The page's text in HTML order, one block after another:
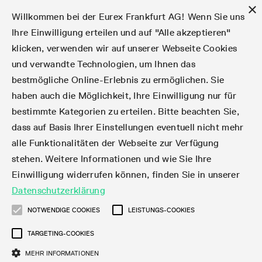
Märkte
Handel
Clear
Daten
Support
Rules & Regs
Find
Märkte
Produktüberblick
Aktien
Aktienindex
Dividenden
Zinsderivate
Fixed Income Futures
Fixed Income-Optionen
Financing of Futures CTDs
Corporate Bond Index Futures
Geldmarktderivate
SARON® Futures
Aktien
Aktienoptionen
Aktien-Futures
Aktien Total Return Futures
Aktienindex
Mini-DAX®
STOXX® Indizes
MSCI Indizes
Total Return Futures
ESG Index Derivatives
Dividenden
Aktien-Dividendenderivate
Aktienindex-Dividendenderivate
Volatilität
VSTOXX®
Varianz-Futures
ETF & ETC
Aktienindex-ETF-Derivate
Fixed Income ETF-Derivate
Exchange Traded Commodities-Derivate
Cryptocurrency
FTSE Bitcoin & Ethereum Derivatives
Rohstoffe
Bloomberg Commodity Indizes
FX
Währungspaare
Handel
Handelskalender
Transaktionsentgelte
Börsenmitgliedschaft
Teilnehmerlisten
Handelskalender
Handelskalender-Archiv
Handelszeiten
Handelsphasen
Verlängerte Handelszeiten
Börsenmitgliedschaft
Zulassungsanforderungen
Clearing-Lizenzen
Teilnehmerlisten
Börsenmitglieder
Market-Making Futures
Market-Making Optionen
ISV & Service Provider
3rd Party Information Provider
Datenanbieter
Orderbuch-Handel
Matching-Prinzipien
Strategiehandel
Orderarten
Orderverarbeitung
Kontenstruktur
Eurex T7 Entry Services
Multilaterale und Brokerage-Funktionalität
Block Trades
T7 Entry Service via E-Mail
Vola Trades
Zusätzliche Kontraktvarianten
Exchange for Physicals
Handelsprogramme
StrategyMaster
VarianceCalculator
Margin Calculators
Eurex Clearing Prisma Margin Calculators
RBM Calculator
Daten
Statistiken
Automatischer File Download
Real-time Daten
Historische Daten
Statistiken
Online-Marktstatistiken
Tagesstatistiken
Monatsstatistiken
Handelsstatistiken
Snapshot Summary Reports
Handels-Files
Produktparameter Files
T7 Entry Service-Parameter
EFS Trades
EFP-Fin Trades
EFP-Index Trades
MiFID2 Instrumente zu Rohstoff-Derivaten
Clearing-Files
Notifizierte Anleihen | Lieferbare Anleihen und
Konvertierungsfaktoren
Risikoparameter und Initial Margins
Wertpapiere Margin-Gruppen und -Klassen
Haircut und Bereinigter Wechselkurs
Rules & Regs
Eurex Regelwerke
Eurex Repo Regelwerke
Kapitalmaßnahmen
Eurex-Derivate in den USA
Order-Transaktions-Verhältnis
Entgelt für exzessive Systemnutzung
Kapitalmaßnahmen
Informationen über Kapitalmaßnahmen
Verfahren bei Kapitalmaßnahmen
MiFID II/MiFIR
DEA-DMA
Nachhandelstransparenz
Find
Corporate Action Information Subskription
Rundschreiben & Newsflashes abonnieren
Rundschreiben & Mailings
News
Webcasts & Videos
Publikationen
Kontakte und Lokationen
Adressen
Regionale Sales Kontakte
Training
E-Vorlesungen
IFM Screencasts
Über uns
Der Handelsplatz
Kernkompetenzen
Das Unternehmen
English简体繁体한국어
×
Willkommen bei der Eurex Frankfurt AG! Wenn Sie uns
Ihre Einwilligung erteilen und auf "Alle akzeptieren"
klicken, verwenden wir auf unserer Webseite Cookies
und verwandte Technologien, um Ihnen das
bestmögliche Online-Erlebnis zu ermöglichen. Sie
haben auch die Möglichkeit, Ihre Einwilligung nur für
bestimmte Kategorien zu erteilen. Bitte beachten Sie,
dass auf Basis Ihrer Einstellungen eventuell nicht mehr
alle Funktionalitäten der Webseite zur Verfügung
stehen. Weitere Informationen und wie Sie Ihre
Einwilligung widerrufen können, finden Sie in unserer
Datenschutzerklärung
NOTWENDIGE COOKIES LEISTUNGS-COOKIES
TARGETING-COOKIES
MEHR INFORMATIONEN